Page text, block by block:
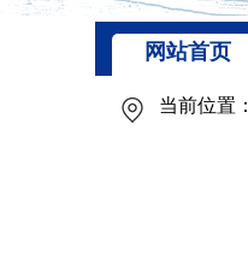
网站首页
当前位置：